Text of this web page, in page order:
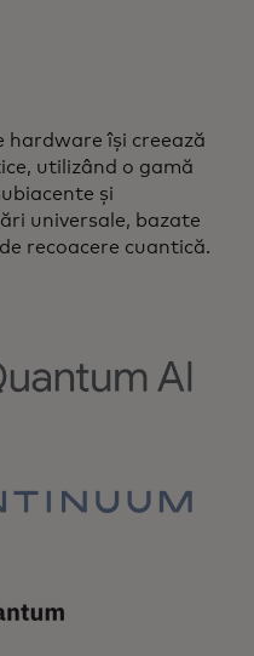
hardware își creează
utilizând o gamă
și
universale, bazate
recoacere cuantică.